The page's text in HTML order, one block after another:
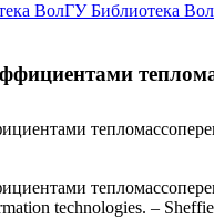
Библиотека
technologies. –